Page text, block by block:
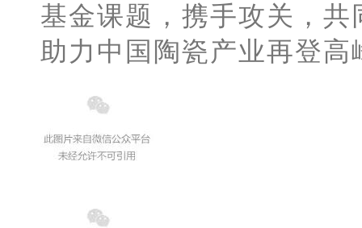
基金课题，携手攻关，
助力中国陶瓷产业再登高